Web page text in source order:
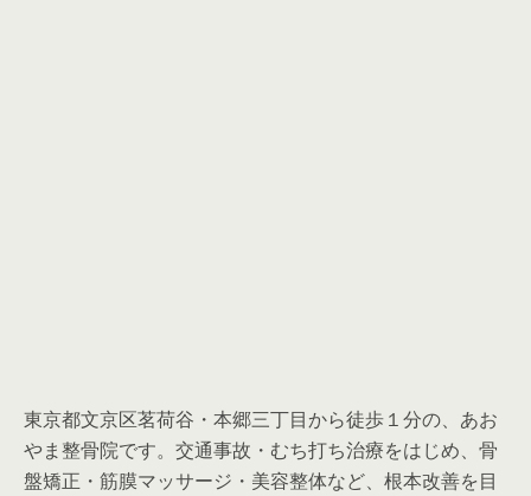
東京都文京区茗荷谷・本郷三丁目から徒歩１分の、あお
やま整骨院です。交通事故・むち打ち治療をはじめ、骨
盤矯正・筋膜マッサージ・美容整体など、根本改善を目